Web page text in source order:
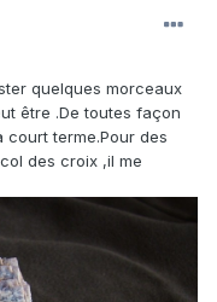
quelques morceaux
être .De toutes façon
terme.Pour des
des croix ,il me